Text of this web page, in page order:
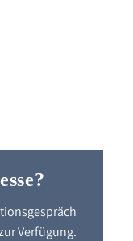
Verfügung.